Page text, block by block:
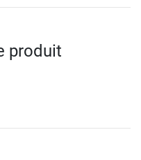
produit